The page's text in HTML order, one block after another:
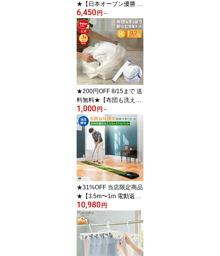
★【日本オープン優勝 今
平周吾プロ推奨】 ヘッド
スピード調節可能 音が鳴
るスイング練習器具 | 飛
距離アップ ゴルフスイン
グ 練習器具 ドライバー
ヘッドスピード 室内 ア
プローチ スイング練習
ゴルフ練習 素振り 今平
周吾 素振り棒 スイング
6,450 円 ～
★200円OFF 8/15まで 送
料無料★【布団も洗える!
当店限定商品 70cm】大
きくふくらむ洗濯ネット
| 衣替え 洗濯ネット 洗濯
ネット特大 布団用 乾燥
機対応 大型 大容量 布団
毛布 寝具用 掛け布団 タ
オル ドラム式 まとめ洗
い 洗濯用品 寝具 人気
1,000 円 ～
★31%OFF 当店限定商品
★【3.5m〜1m 電動返球
調節機能 USB駆動可能
ベント人工芝】パターマ
ット ミドルパット版 | 練
習器具 パター練習 ゴル
フ練習マット 自動返球
高速ベント 高密度 パタ
10,980 円